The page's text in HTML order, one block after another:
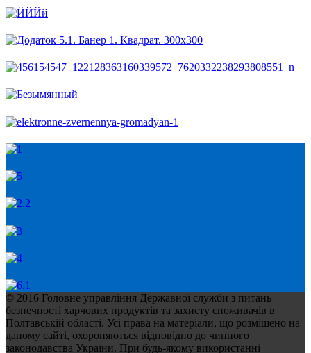
© 2016 Головне управління Державної служби з питань
безпечності харчових продуктів та захисту споживачів в
Полтавській області. Усі права на матеріали, що розміщено на
даному сайті, охороняються відповідно до чинного
законодавства України. При будь-якому використанні